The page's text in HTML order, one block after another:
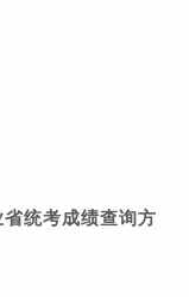
统考成绩查询方